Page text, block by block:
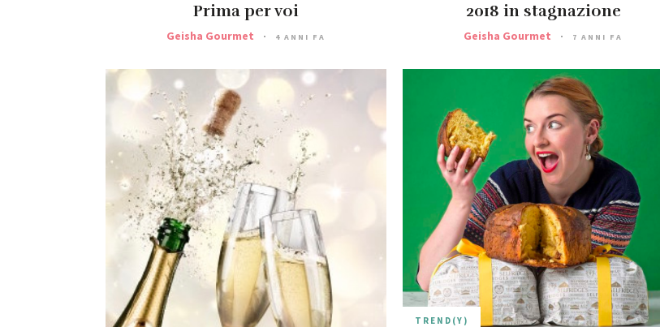
Prima per voi
Geisha Gourmet 4 ANNI FA
2018 in stagnazione
Geisha Gourmet 7 ANNI FA
TREND(Y)